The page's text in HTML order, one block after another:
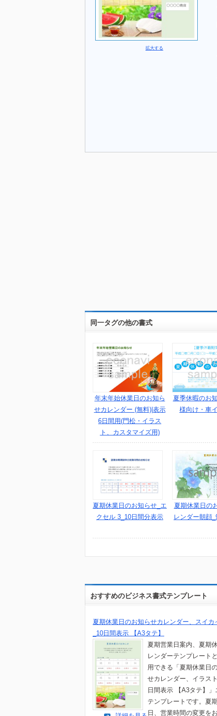
拡大する
同一タグの他の書式
年末年始休業日のお知ら
せカレンダー (無料)|表示
6日間用(門松・イラス
ト、カスタマイズ用)
夏季休暇のお
様向け・車
夏期休業日のお知らせ_エ
クセル 3_10日間分表示
夏期休業日の
レンダー朝顔
おすすめのビジネス書式テンプレート
夏期休業日のお知らせカレンダー、スイカ
_10日間表示 【A3タテ】
夏期営業日案内、夏期
レンダーテンプレート
用できる「夏期休業日
せカレンダー、イラス
日間表示 【A3タテ】」
テンプレートです。夏
日、営業時間の変更を